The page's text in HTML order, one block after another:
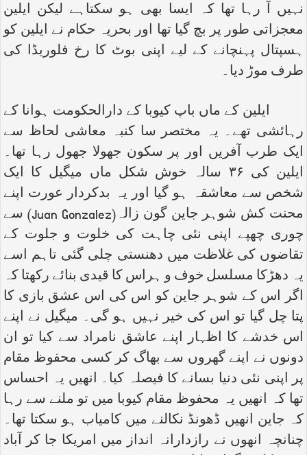
نہیں آ رہا تھا کہ ایسا بھی ہو سکتاہے لیکن ایلین
معجزاتی طور پر بچ گیا تھا اور بحریہ حکام نے ایلین کو
ہسپتال پہنچانے کے لیے اپنی بوٹ کا رخ فلوریڈا کی
طرف موڑ دیا۔
ایلین کے ماں باپ کیوبا کے دارالحکومت ہوانا کے
رہائشی تھے۔ یہ مختصر سا کنبہ معاشی لحاظ سے
ایک طرب آفریں اور پر سکون جھولا جھول رہا تھا۔
ایلین کی ۳۶ سالہ خوش شکل ماں میگیل کا ایک
شخص سے معاشقہ ہو گیا اور یہ بدکردار عورت اپنے
محنت کش شوہر جاین گون زالہ(Juan Gonzalez) سے
چوری چھپے اپنی نئی چاہت کی خلوت و جلوت کے
تقاضوں کی غلاظت میں دھنستی چلی گئی تاہم اسے
یہ دھڑکا مسلسل خوف و ہراس کا قیدی بنائے رکھتا کہ
اگر اس کے شوہر جاین کو اس کی اس عشق بازی کا
پتا چل گیا تو اس کی خیر نہیں ہو گی۔ میگیل نے اپنے
اس خدشے کا اظہار اپنے عاشق نامراد سے کیا تو ان
دونوں نے اپنے گھروں سے بھاگ کر کسی محفوظ مقام
پر اپنی نئی دنیا بسانے کا فیصلہ کیا۔ انھیں یہ احساس
تھا کہ انھیں یہ محفوظ مقام کیوبا میں تو ملنے سے رہا
کہ جاین انھیں ڈھونڈ نکالنے میں کامیاب ہو سکتا تھا۔
چنانچہ انھوں نے رازدارانہ انداز میں امریکا جا کر آباد